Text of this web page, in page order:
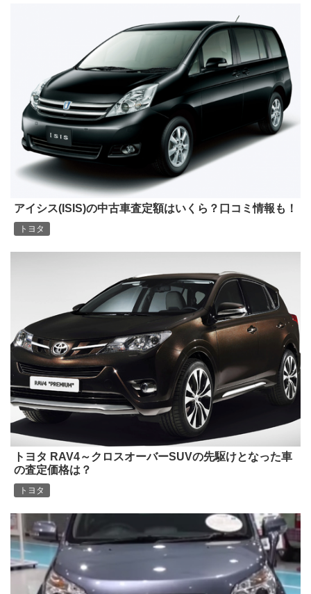
アイシス(ISIS)の中古車査定額はいくら？口コミ情報も！
トヨタ
トヨタ RAV4～クロスオーバーSUVの先駆けとなった車
の査定価格は？
トヨタ